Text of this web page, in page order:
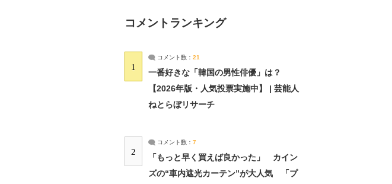
コメントランキング
1
コメント数： 21
一番好きな「韓国の男性俳優」は？
【2026年版・人気投票実施中】 | 芸能人
ねとらぼリサーチ
2
コメント数： 7
「もっと早く買えば良かった」 カイン
ズの“車内遮光カーテン”が大人気 「プ